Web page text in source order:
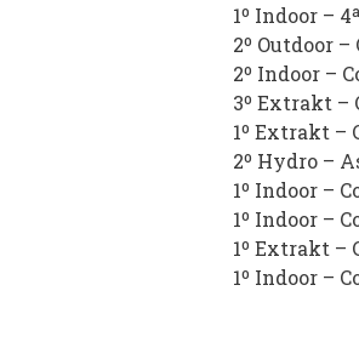
1º Indoor –
2º Outdoor –
2º Indoor –
3º Extrakt –
1º Extrakt –
2º Hydro –
1º Indoor –
1º Indoor –
1º Extrakt –
1º Indoor –